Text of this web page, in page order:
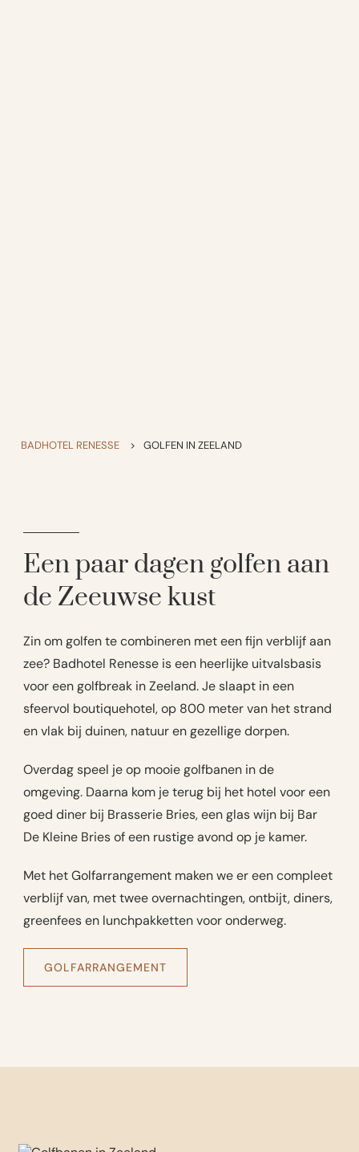
BADHOTEL RENESSE > GOLFEN IN ZEELAND
Een paar dagen golfen aan
de Zeeuwse kust
Zin om golfen te combineren met een fijn verblijf aan
zee? Badhotel Renesse is een heerlijke uitvalsbasis
voor een golfbreak in Zeeland. Je slaapt in een
sfeervol boutiquehotel, op 800 meter van het strand
en vlak bij duinen, natuur en gezellige dorpen.
Overdag speel je op mooie golfbanen in de
omgeving. Daarna kom je terug bij het hotel voor een
goed diner bij Brasserie Bries, een glas wijn bij Bar
De Kleine Bries of een rustige avond op je kamer.
Met het Golfarrangement maken we er een compleet
verblijf van, met twee overnachtingen, ontbijt, diners,
greenfees en lunchpakketten voor onderweg.
GOLFARRANGEMENT